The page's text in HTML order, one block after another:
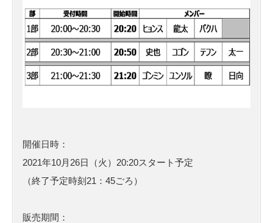
開催日時：
2021年10月26日（火）20:20スタート予定
（終了予定時刻21：45ごろ）
販売期間：